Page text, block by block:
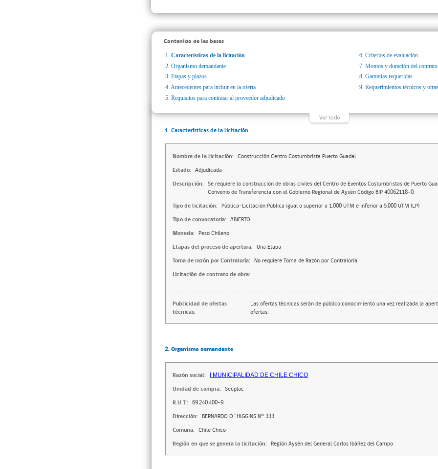
Contenido de las bases
1. Características de la licitación
2. Organismo demandante
3. Etapas y plazos
4. Antecedentes para incluir en la oferta
5. Requisitos para contratar al proveedor adjudicado
6. Criterios de evaluación
7. Montos y duración del contrato
8. Garantías requeridas
9. Requerimientos técnicos y
1. Características de la licitación
Nombre de la licitación: Construcción Centro Costumbrista Puerto Guadal
Estado: Adjudicada
Descripción: Se requiere la construcción de obras civiles del Centro de Eventos Costumbristas de Puerto
Convenio de Transferencia con el Gobierno Regional de Aysén Código BIP 40062118-0.
Tipo de licitación: Pública-Licitación Pública igual o superior a 1.000 UTM e inferior a 5.000 UTM (LP)
Tipo de convocatoria: ABIERTO
Moneda: Peso Chileno
Etapas del proceso de apertura: Una Etapa
Toma de razón por Contraloría: No requiere Toma de Razón por Contraloría
Licitación de contrato de obra:
Publicidad de ofertas
técnicas:
Las ofertas técnicas serán de público conocimiento una vez realizada la
ofertas.
2. Organismo demandante
Razón social: I MUNICIPALIDAD DE CHILE CHICO
Unidad de compra: Secplac
R.U.T.: 69.240.400-9
Dirección: BERNARDO O´HIGGINS Nº 333
Comuna: Chile Chico
Región en que se genera la licitación: Región Aysén del General Carlos Ibáñez del Campo